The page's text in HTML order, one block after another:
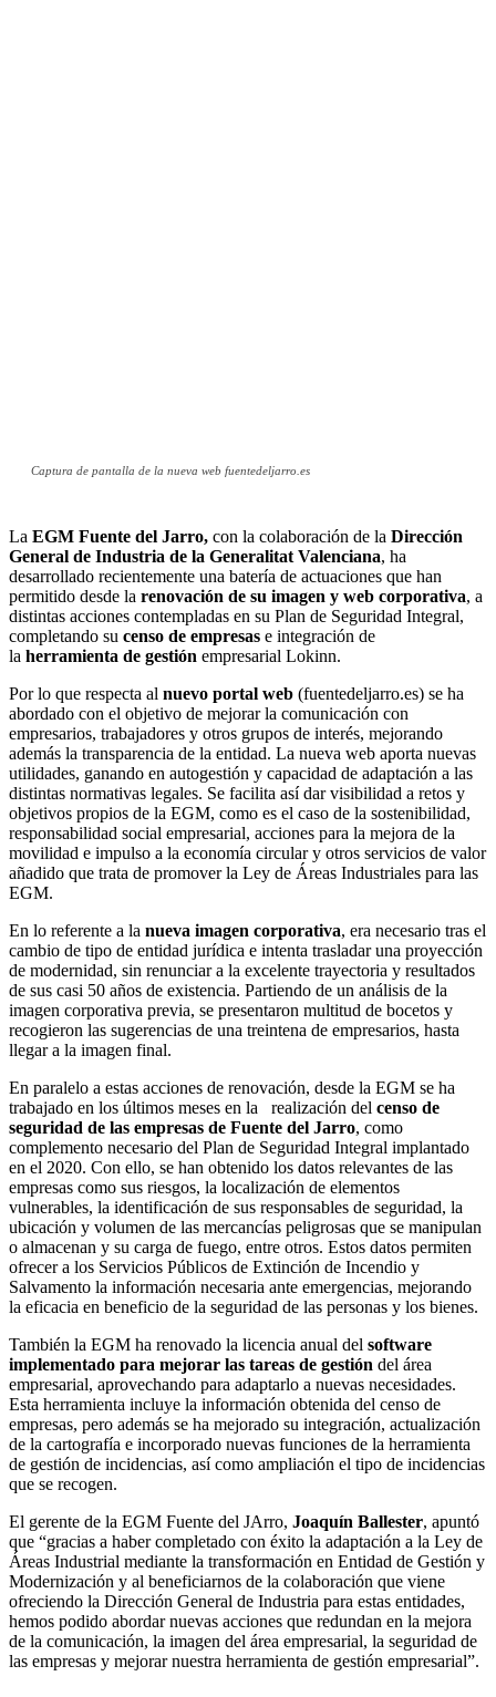
Captura de pantalla de la nueva web fuentedeljarro.es
La EGM Fuente del Jarro, con la colaboración de la Dirección
General de Industria de la Generalitat Valenciana, ha
desarrollado recientemente una batería de actuaciones que han
permitido desde la renovación de su imagen y web corporativa, a
distintas acciones contempladas en su Plan de Seguridad Integral,
completando su censo de empresas e integración de
la herramienta de gestión empresarial Lokinn.
Por lo que respecta al nuevo portal web (fuentedeljarro.es) se ha
abordado con el objetivo de mejorar la comunicación con
empresarios, trabajadores y otros grupos de interés, mejorando
además la transparencia de la entidad. La nueva web aporta nuevas
utilidades, ganando en autogestión y capacidad de adaptación a las
distintas normativas legales. Se facilita así dar visibilidad a retos y
objetivos propios de la EGM, como es el caso de la sostenibilidad,
responsabilidad social empresarial, acciones para la mejora de la
movilidad e impulso a la economía circular y otros servicios de valor
añadido que trata de promover la Ley de Áreas Industriales para las
EGM.
En lo referente a la nueva imagen corporativa, era necesario tras el
cambio de tipo de entidad jurídica e intenta trasladar una proyección
de modernidad, sin renunciar a la excelente trayectoria y resultados
de sus casi 50 años de existencia. Partiendo de un análisis de la
imagen corporativa previa, se presentaron multitud de bocetos y
recogieron las sugerencias de una treintena de empresarios, hasta
llegar a la imagen final.
En paralelo a estas acciones de renovación, desde la EGM se ha
trabajado en los últimos meses en la realización del censo de
seguridad de las empresas de Fuente del Jarro, como
complemento necesario del Plan de Seguridad Integral implantado
en el 2020. Con ello, se han obtenido los datos relevantes de las
empresas como sus riesgos, la localización de elementos
vulnerables, la identificación de sus responsables de seguridad, la
ubicación y volumen de las mercancías peligrosas que se manipulan
o almacenan y su carga de fuego, entre otros. Estos datos permiten
ofrecer a los Servicios Públicos de Extinción de Incendio y
Salvamento la información necesaria ante emergencias, mejorando
la eficacia en beneficio de la seguridad de las personas y los bienes.
También la EGM ha renovado la licencia anual del software
implementado para mejorar las tareas de gestión del área
empresarial, aprovechando para adaptarlo a nuevas necesidades.
Esta herramienta incluye la información obtenida del censo de
empresas, pero además se ha mejorado su integración, actualización
de la cartografía e incorporado nuevas funciones de la herramienta
de gestión de incidencias, así como ampliación el tipo de incidencias
que se recogen.
El gerente de la EGM Fuente del JArro, Joaquín Ballester, apuntó
que “gracias a haber completado con éxito la adaptación a la Ley de
Áreas Industrial mediante la transformación en Entidad de Gestión y
Modernización y al beneficiarnos de la colaboración que viene
ofreciendo la Dirección General de Industria para estas entidades,
hemos podido abordar nuevas acciones que redundan en la mejora
de la comunicación, la imagen del área empresarial, la seguridad de
las empresas y mejorar nuestra herramienta de gestión empresarial”.